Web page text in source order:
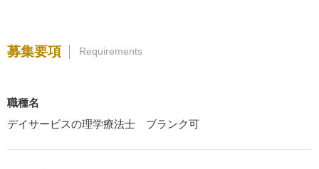
募集要項 Requirements
職種名
デイサービスの理学療法士 ブランク可